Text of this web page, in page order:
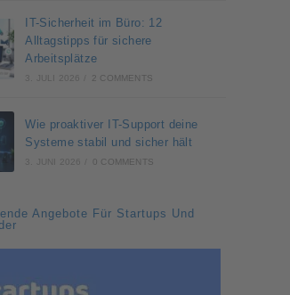
IT-Sicherheit im Büro: 12
Alltagstipps für sichere
Arbeitsplätze
3. JULI 2026 2 COMMENTS
Wie proaktiver IT-Support deine
Systeme stabil und sicher hält
3. JUNI 2026 0 COMMENTS
Angebote Für Startups Und